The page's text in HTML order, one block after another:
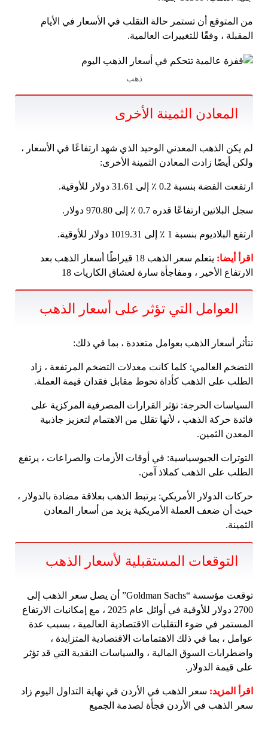
من المتوقع أن تستمر حالة التقلب في الأسعار في الأيام
المقبلة ، وفقًا للتغييرات العالمية.
ذهب
المعادن الثمينة الأخرى
لم يكن الذهب المعدني الوحيد الذي شهد ارتفاعًا في الأسعار ،
ولكن أيضًا زادت المعادن الثمينة الأخرى:
ارتفعت الفضة بنسبة 0.2 ٪ إلى 31.61 دولار للأوقية.
سجل البلاتين ارتفاعًا قدره 0.7 ٪ إلى 970.80 دولار.
ارتفع البلاديوم بنسبة 1 ٪ إلى 1019.31 دولار للأوقية.
اقرأ أيضا:
يتعلم سعر الذهب 18 قيراطًا أسعار الذهب بعد
الارتفاع الأخير ، ومفاجأة سارة لعشاق الكاريات 18
العوامل التي تؤثر على أسعار الذهب
تتأثر أسعار الذهب بعوامل متعددة ، بما في ذلك:
التضخم العالمي: كلما كانت معدلات التضخم المرتفعة ، زاد
الطلب على الذهب كأداة تحوط مقابل فقدان قيمة العملة.
السياسات الحرجة: تؤثر القرارات المصرفية المركزية على
فائدة حركة الذهب ، لأنها تقلل من الاهتمام لتعزيز جاذبية
المعدن الثمين.
التوترات الجيوسياسية: في أوقات الأزمات والصراعات ، يرتفع
الطلب على الذهب كملاذ آمن.
حركات الدولار الأمريكي: يرتبط الذهب بعلاقة مضادة بالدولار ،
حيث أن ضعف العملة الأمريكية يزيد من أسعار المعادن
الثمينة.
التوقعات المستقبلية لأسعار الذهب
توقعت مؤسسة “Goldman Sachs” أن يصل سعر الذهب إلى
2700 دولار للأوقية في أوائل عام 2025 ، مع إمكانيات الارتفاع
المستمر في ضوء التقلبات الاقتصادية العالمية ، بسبب عدة
عوامل ، بما في ذلك الاهتمامات الاقتصادية المتزايدة ،
واضطرابات السوق المالية ، والسياسات النقدية التي قد تؤثر
على قيمة الدولار.
اقرأ المزيد: سعر الذهب في الأردن في نهاية التداول اليوم زاد
سعر الذهب في الأردن فجأة لصدمة الجميع